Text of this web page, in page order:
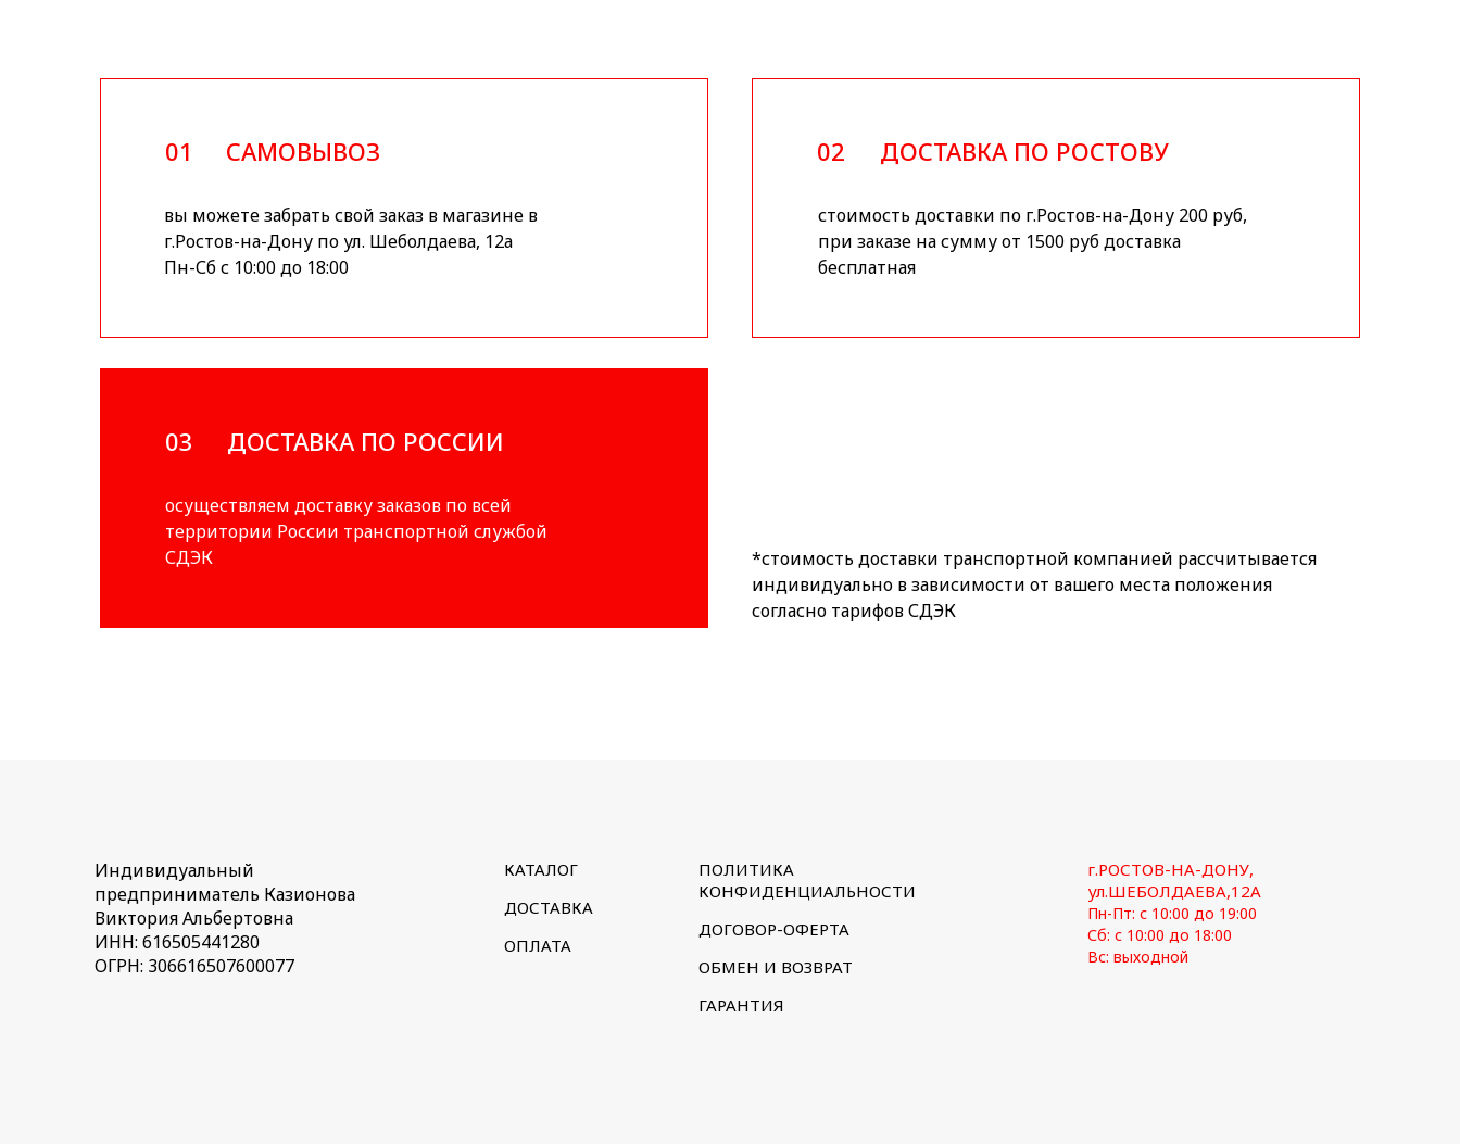
САМОВЫВОЗ
01
вы можете забрать свой заказ в магазине в
г.Ростов-на-Дону по ул. Шеболдаева, 12а
Пн-Сб с 10:00 до 18:00
ДОСТАВКА ПО РОСТОВУ
02
стоимость доставки по г.Ростов-на-Дону 200 руб,
при заказе на сумму от 1500 руб доставка
бесплатная
ДОСТАВКА ПО РОССИИ
03
осуществляем доставку заказов по всей
территории России транспортной службой
СДЭК
*стоимость доставки транспортной компанией рассчитывается
индивидуально в зависимости от вашего места положения
согласно тарифов СДЭК
Индивидуальный
предприниматель Казионова
Виктория Альбертовна
ИНН: 616505441280
ОГРН: 306616507600077
КАТАЛОГ
ДОСТАВКА
ОПЛАТА
ПОЛИТИКА
КОНФИДЕНЦИАЛЬНОСТИ
ДОГОВОР-ОФЕРТА
ОБМЕН И ВОЗВРАТ
ГАРАНТИЯ
г.РОСТОВ-НА-ДОНУ,
ул.ШЕБОЛДАЕВА,12А
Пн-Пт: с 10:00 до 19:00
Сб: с 10:00 до 18:00
Вс: выходной